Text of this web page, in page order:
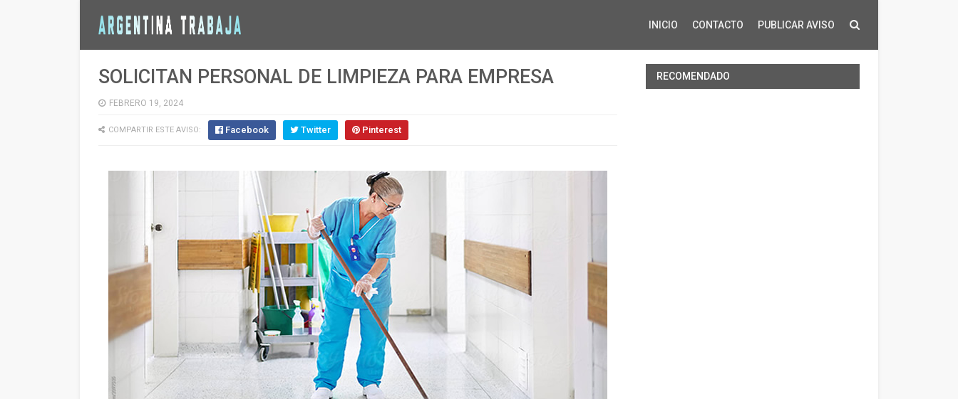
INICIO CONTACTO PUBLICAR AVISO
SOLICITAN PERSONAL DE LIMPIEZA PARA EMPRESA
FEBRERO 19, 2024
COMPARTIR ESTE AVISO: Facebook Twitter Pinterest
RECOMENDADO